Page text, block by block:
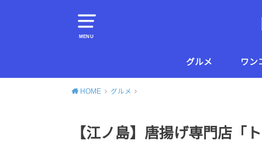
MENU
グルメ ワン
HOME グルメ
【江ノ島】唐揚げ専門店「